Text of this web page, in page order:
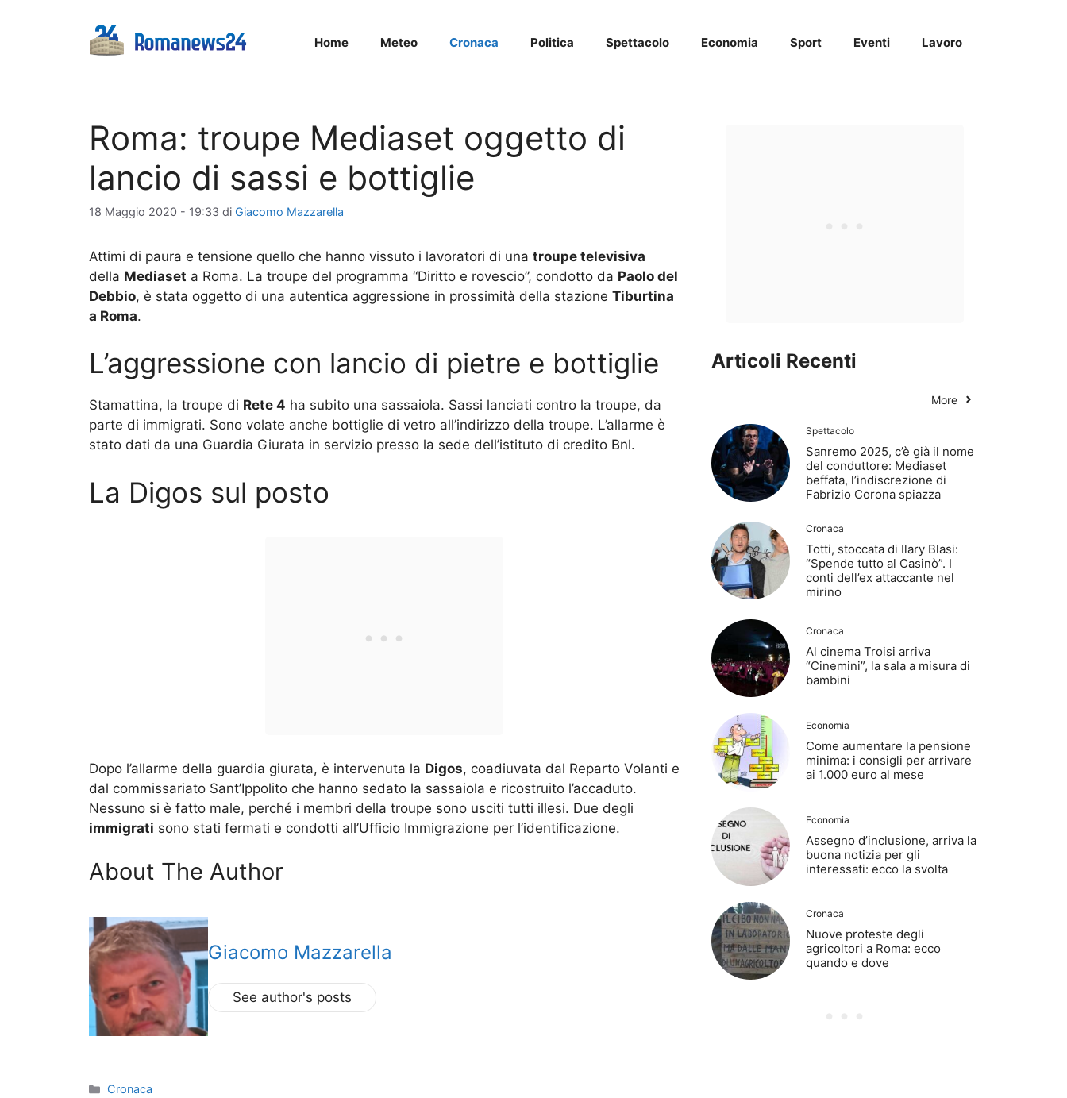
Home Meteo Cronaca Politica Spettacolo Economia Sport Eventi Lavoro
Roma: troupe Mediaset oggetto di
lancio di sassi e bottiglie
18 Maggio 2020 - 19:33 di Giacomo Mazzarella
Attimi di paura e tensione quello che hanno vissuto i lavoratori di una troupe televisiva
della Mediaset a Roma. La troupe del programma “Diritto e rovescio”, condotto da Paolo del
Debbio, è stata oggetto di una autentica aggressione in prossimità della stazione Tiburtina
a Roma.
L’aggressione con lancio di pietre e bottiglie
Stamattina, la troupe di Rete 4 ha subito una sassaiola. Sassi lanciati contro la troupe, da
parte di immigrati. Sono volate anche bottiglie di vetro all’indirizzo della troupe. L’allarme è
stato dati da una Guardia Giurata in servizio presso la sede dell’istituto di credito Bnl.
La Digos sul posto
Dopo l’allarme della guardia giurata, è intervenuta la Digos, coadiuvata dal Reparto Volanti e
dal commissariato Sant’Ippolito che hanno sedato la sassaiola e ricostruito l’accaduto.
Nessuno si è fatto male, perché i membri della troupe sono usciti tutti illesi. Due degli
immigrati sono stati fermati e condotti all’Ufficio Immigrazione per l’identificazione.
About The Author
Giacomo Mazzarella
See author's posts
Categorie
Cronaca
Articoli Recenti
More
Spettacolo
Sanremo 2025, c’è già il nome
del conduttore: Mediaset
beffata, l’indiscrezione di
Fabrizio Corona spiazza
Cronaca
Totti, stoccata di Ilary Blasi:
“Spende tutto al Casinò”. I
conti dell’ex attaccante nel
mirino
Cronaca
Al cinema Troisi arriva
“Cinemini”, la sala a misura di
bambini
Economia
Come aumentare la pensione
minima: i consigli per arrivare
ai 1.000 euro al mese
Economia
Assegno d’inclusione, arriva la
buona notizia per gli
interessati: ecco la svolta
Cronaca
Nuove proteste degli
agricoltori a Roma: ecco
quando e dove